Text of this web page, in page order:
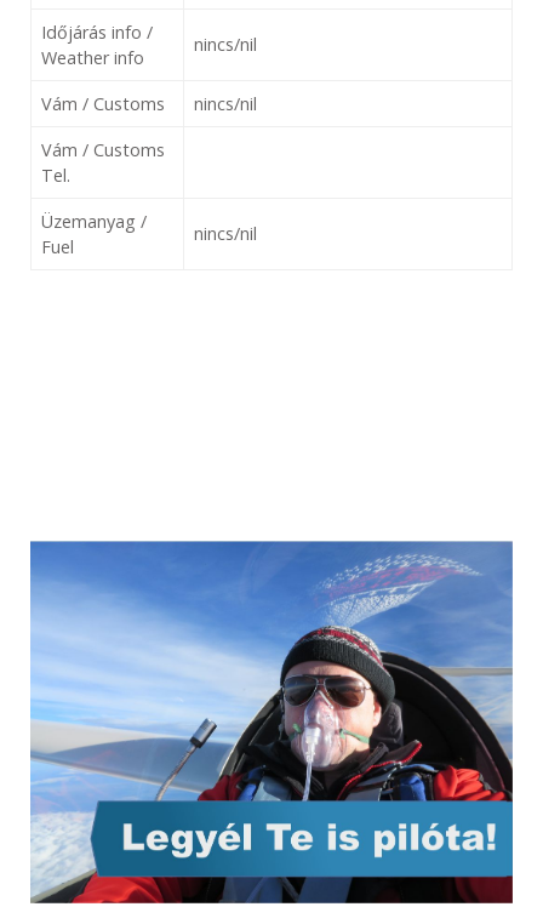
Időjárás info /
Weather info
nincs/nil
Vám / Customs
nincs/nil
Vám / Customs
Tel.
Üzemanyag /
Fuel
nincs/nil
HA-VER és HA-RAP – avagy röviden a